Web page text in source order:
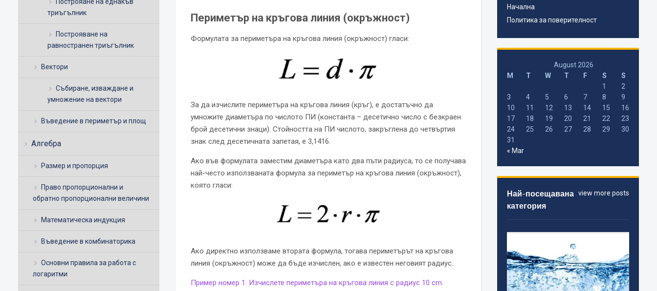
триъгълник
Построяване на
равностранен триъгълник
Вектори
Събиране, изваждане и
умножение на вектори
Въведение в периметър и площ
Алгебра
Размер и пропорция
Право пропорционални и
обратно пропорционални величини
Математическа индукция
Въведение в комбинаторика
Основни правила за работа с
логаритми
Периметър на кръгова линия (окръжност)
Формулата за периметъра на кръгова линия (окръжност) гласи:
За да изчислите периметъра на кръгова линия (кръг), е достатъчно да
умножите диаметъра по числото ПИ (константа – десетично число с безкраен
брой десетични знаци). Стойността на ПИ числото, закръглена до четвъртия
знак след десетичната запетая, е 3,1416.
Ако във формулата заместим диаметъра като два пъти радиуса, то се получава
най-често използваната формула за периметър на кръгова линия (окръжност),
която гласи:
Ако директно използваме втората формула, тогава периметърът на кръгова
линия (окръжност) може да бъде изчислен, ако е известен неговият радиус.
Пример номер 1: Изчислете периметъра на кръгова линия с радиус 10 cm.
Начална
Политика за поверителност
August 2026
M
T W T F S
S
1
2
3
4 5 6 7 8
9
10
11 12 13 14 15
16
17
18 19 20 21 22
23
24
25 26 27 28 29
30
31
« Mar
view more posts
Най-посещавана
категория